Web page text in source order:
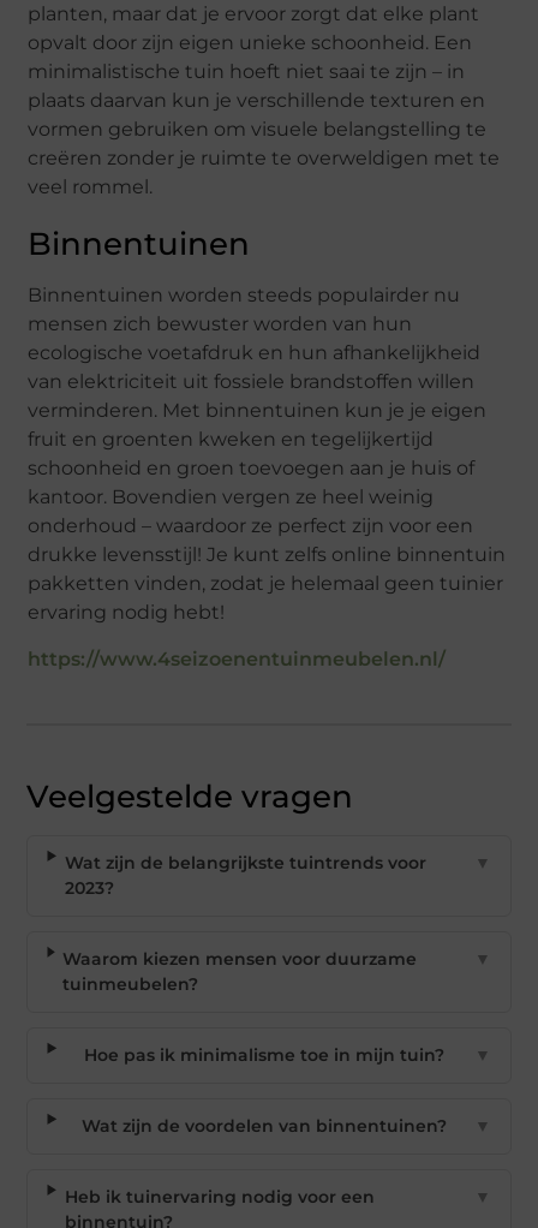
planten, maar dat je ervoor zorgt dat elke plant
opvalt door zijn eigen unieke schoonheid. Een
minimalistische tuin hoeft niet saai te zijn – in
plaats daarvan kun je verschillende texturen en
vormen gebruiken om visuele belangstelling te
creëren zonder je ruimte te overweldigen met te
veel rommel.
Binnentuinen
Binnentuinen worden steeds populairder nu
mensen zich bewuster worden van hun
ecologische voetafdruk en hun afhankelijkheid
van elektriciteit uit fossiele brandstoffen willen
verminderen. Met binnentuinen kun je je eigen
fruit en groenten kweken en tegelijkertijd
schoonheid en groen toevoegen aan je huis of
kantoor. Bovendien vergen ze heel weinig
onderhoud – waardoor ze perfect zijn voor een
drukke levensstijl! Je kunt zelfs online binnentuin
pakketten vinden, zodat je helemaal geen tuinier
ervaring nodig hebt!
https://www.4seizoenentuinmeubelen.nl/
Veelgestelde vragen
Wat zijn de belangrijkste tuintrends voor
2023?
▼
Waarom kiezen mensen voor duurzame
tuinmeubelen?
▼
Hoe pas ik minimalisme toe in mijn tuin? ▼
Wat zijn de voordelen van binnentuinen? ▼
Heb ik tuinervaring nodig voor een
binnentuin?
▼